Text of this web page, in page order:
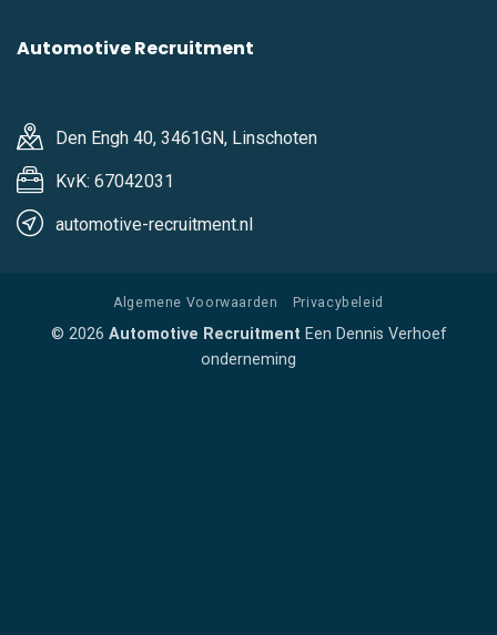
Automotive Recruitment
Den Engh 40, 3461GN, Linschoten
KvK: 67042031
automotive-recruitment.nl
Algemene Voorwaarden Privacybeleid
© 2026 Automotive Recruitment Een Dennis Verhoef
onderneming